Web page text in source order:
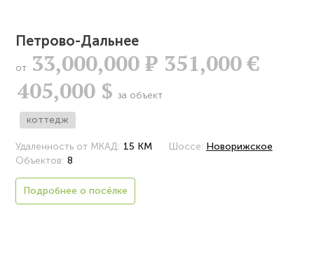
Петрово-Дальнее
от 33,000,000Р 351,000 €
405,000 $ за объект
коттедж
Удаленность от МКАД: 15 КМ Шоссе: Новорижское
Объектов: 8
Подробнее о посёлке